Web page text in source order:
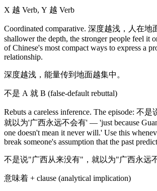
X 越 Verb, Y 越 Verb
Coordinated comparative. 深度越浅，人在
shallower the depth, the stronger people feel it
of Chinese's most compact ways to express a
relationship.
深度越浅，能量传到地面越集中。
不是 A 就 B (false-default rebuttal)
Rebuts a careless inference. The episode: 不
就以为'广西永远不会有' — 'just because
one doesn't mean it never will.' Use this
break someone's assumption that the past
不是说"广西从来没有"，就以为"广西永远
意味着 + clause (analytical implication)